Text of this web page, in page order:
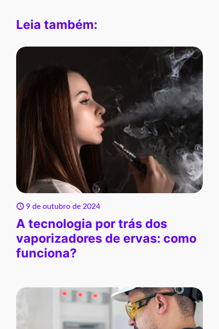
Leia também:
9 de outubro de 2024
A tecnologia por trás dos
vaporizadores de ervas: como
funciona?